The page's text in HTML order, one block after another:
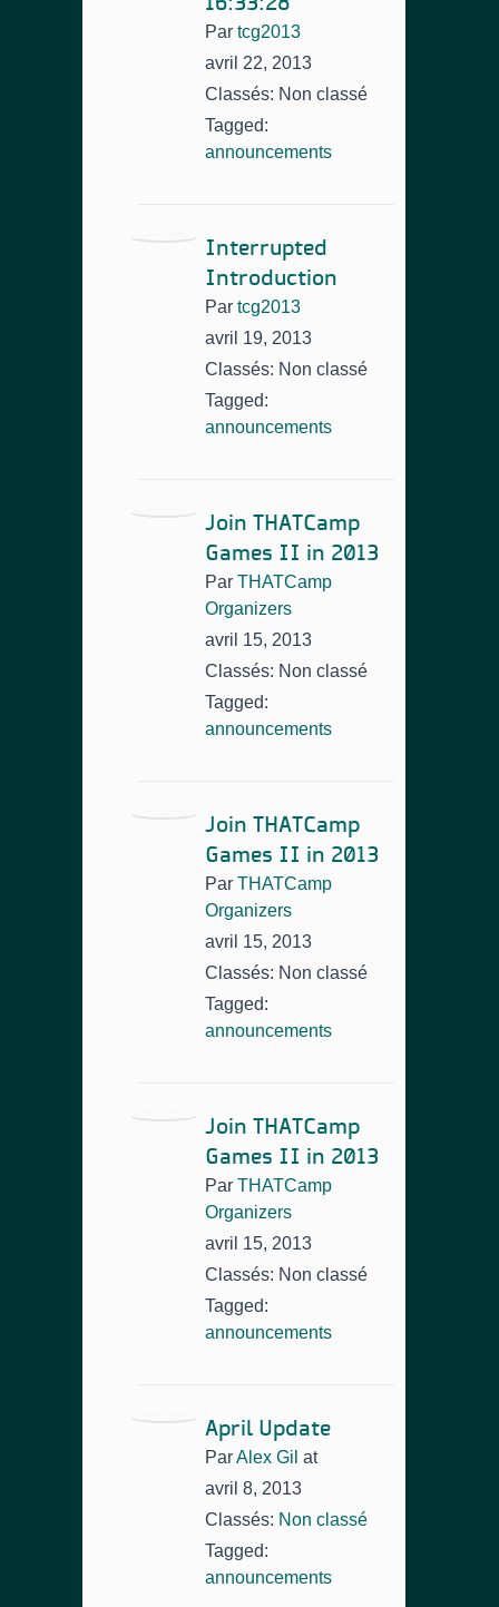
Par tcg2013
avril 22, 2013
Classés: Non classé
Tagged:
announcements
Interrupted
Introduction
Par tcg2013
avril 19, 2013
Classés: Non classé
Tagged:
announcements
Join THATCamp
Games II in 2013
Par THATCamp
Organizers
avril 15, 2013
Classés: Non classé
Tagged:
announcements
Join THATCamp
Games II in 2013
Par THATCamp
Organizers
avril 15, 2013
Classés: Non classé
Tagged:
announcements
Join THATCamp
Games II in 2013
Par THATCamp
Organizers
avril 15, 2013
Classés: Non classé
Tagged:
announcements
April Update
ParAlex Gil at
avril 8, 2013
Classés: Non classé
Tagged:
announcements